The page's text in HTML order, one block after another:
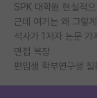
SPK 대학원 현실적
근데 여기는 왜 그렇
석사가 1저자 논문 가
면접 복장
편입생 학부연구생 질